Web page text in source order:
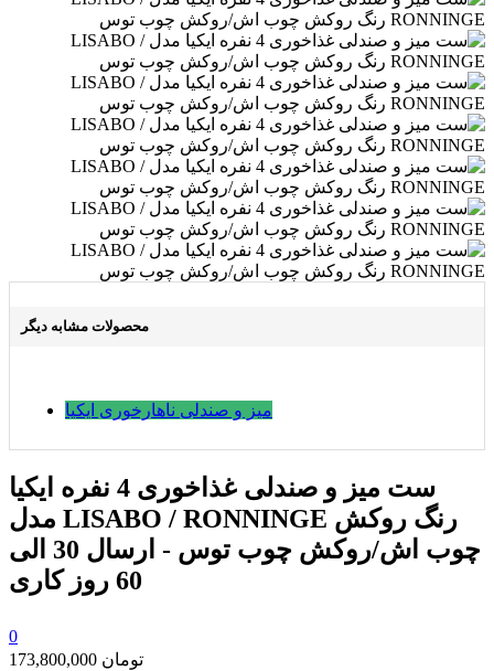
محصولات مشابه دیگر
میز و صندلی ناهارخوری ایکیا
ست میز و صندلی غذاخوری 4 نفره ایکیا
مدل LISABO / RONNINGE رنگ روکش
چوب اش/روکش چوب توس - ارسال 30 الی
60 روز کاری
0
173,800,000 تومان